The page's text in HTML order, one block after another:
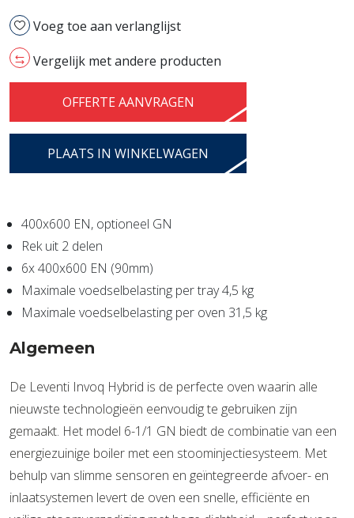
6
aantal
Voeg toe aan verlanglijst
Vergelijk met andere producten
OFFERTE AANVRAGEN
PLAATS IN WINKELWAGEN
400x600 EN, optioneel GN
Rek uit 2 delen
6x 400x600 EN (90mm)
Maximale voedselbelasting per tray 4,5 kg
Maximale voedselbelasting per oven 31,5 kg
Algemeen
De Leventi Invoq Hybrid is de perfecte oven waarin alle
nieuwste technologieën eenvoudig te gebruiken zijn
gemaakt. Het model 6-1/1 GN biedt de combinatie van een
energiezuinige boiler met een stoominjectiesysteem. Met
behulp van slimme sensoren en geïntegreerde afvoer- en
inlaatsystemen levert de oven een snelle, efficiënte en